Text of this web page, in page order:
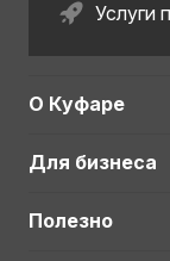
Услуги
О Куфаре
Для бизнеса
Полезно